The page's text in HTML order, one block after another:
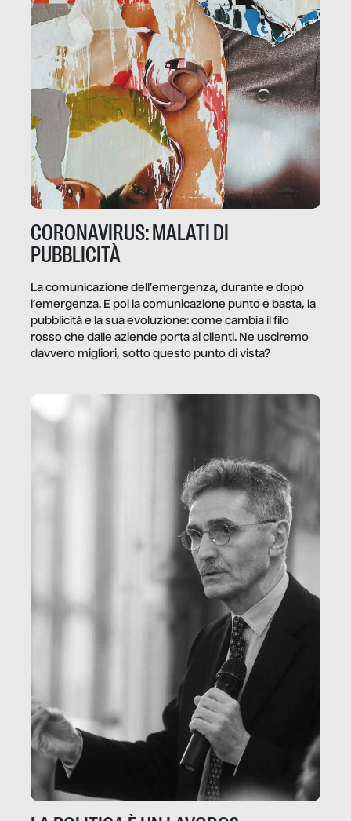
CORONAVIRUS: MALATI DI
PUBBLICITÀ
La comunicazione dell’emergenza, durante e dopo
l’emergenza. E poi la comunicazione punto e basta, la
pubblicità e la sua evoluzione: come cambia il filo
rosso che dalle aziende porta ai clienti. Ne usciremo
davvero migliori, sotto questo punto di vista?